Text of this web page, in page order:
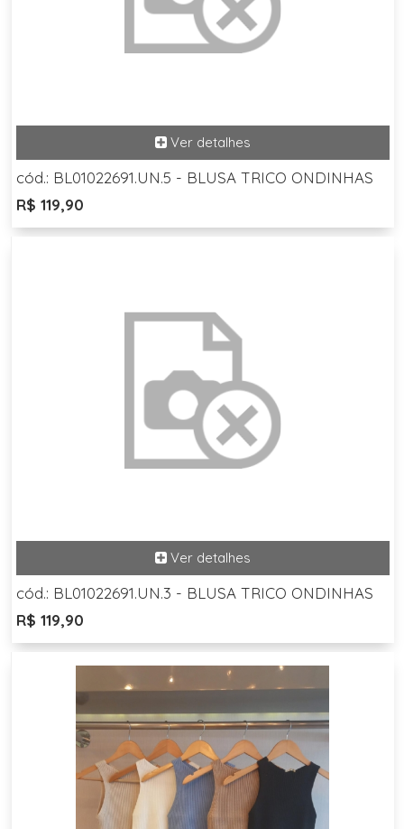
cód.: BL01022691.UN.5 - BLUSA TRICO ONDINHAS
R$ 119,90
cód.: BL01022691.UN.3 - BLUSA TRICO ONDINHAS
R$ 119,90